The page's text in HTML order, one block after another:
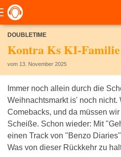
DOUBLETIME
Kontra Ks KI-Familie
vom 13. November 2025
Immer noch allein durch die
Weihnachtsmarkt is' noch nicht.
Comebacks, und da müssen
Scheiße. Schon wieder: Mit
einen Track von "Benzo
Was von dieser Rückkehr zu